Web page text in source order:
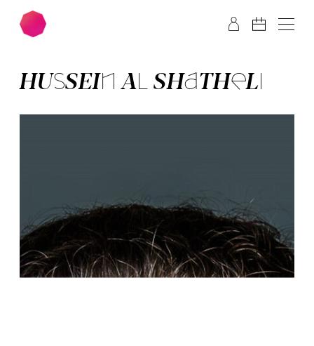
Zum Hauptinhalt springen Zum Footer springen
HUS­SEIN AL­ SHA­THE­LI